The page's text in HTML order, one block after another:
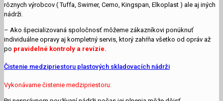
rôznych výrobcov ( Tuffa, Swimer, Cemo, Kingspan, Elkoplast ) ale aj iných
nádrži.
– Ako špecializovaná spoločnosť môžeme zákazníkovi ponúknuť
individuálne opravy aj kompletný servis, ktorý zahŕňa všetko od opráv až
po pravidelné kontroly a revízie.
Čistenie medzipriestoru plastových skladovacích nádrži
Vykonávame čistenie medzipriestoru: